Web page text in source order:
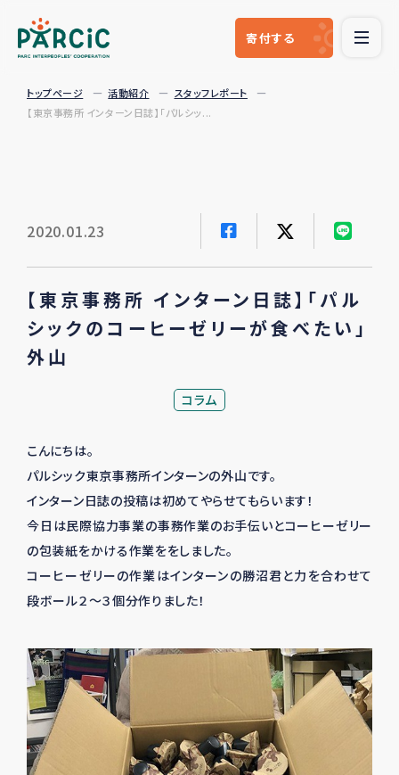
寄付する
トップページ 活動紹介
スタッフレポート
【東京事務所 インターン日誌】「パルシッ...
2020.01.23
【東京事務所 インターン日誌】「パル
シックのコーヒーゼリーが食べたい」
外山
コラム
こんにちは。
パルシック東京事務所インターンの外山です。
インターン日誌の投稿は初めてやらせてもらいます！
今日は民際協力事業の事務作業のお手伝いとコーヒーゼリー
の包装紙をかける作業ををしました。
コーヒーゼリーの作業はインターンの勝沼君と力を合わせて
段ボール２～３個分作りました！